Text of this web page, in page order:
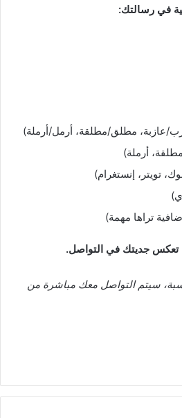
في رسالتك:
عازبة، مطلق/مطلقة، أرمل/أرملة)
أرملة)
تويتر، إنستغرام)
تراها مهمة)
تعكس جديتك في التواصل.
سيتم التواصل معك مباشرة من